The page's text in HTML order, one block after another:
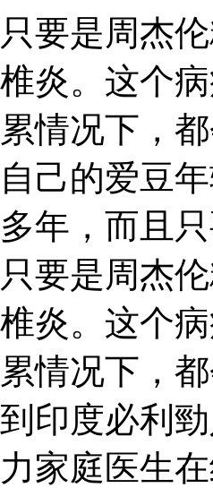
只要是周杰
椎炎。这个
累情况下，
自己的爱豆
多年，而且
只要是周杰
椎炎。这个
累情况下，
到印度必利
力家庭医生